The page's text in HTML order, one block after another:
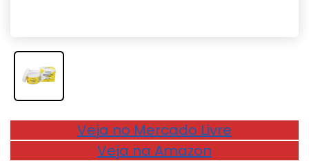
Veja no Mercado Livre
Veja na Amazon